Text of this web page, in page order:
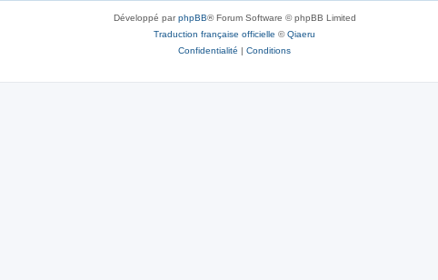
Développé parphpBB® Forum Software © phpBB Limited
Traduction française officielle ©Qiaeru
Confidentialité | Conditions